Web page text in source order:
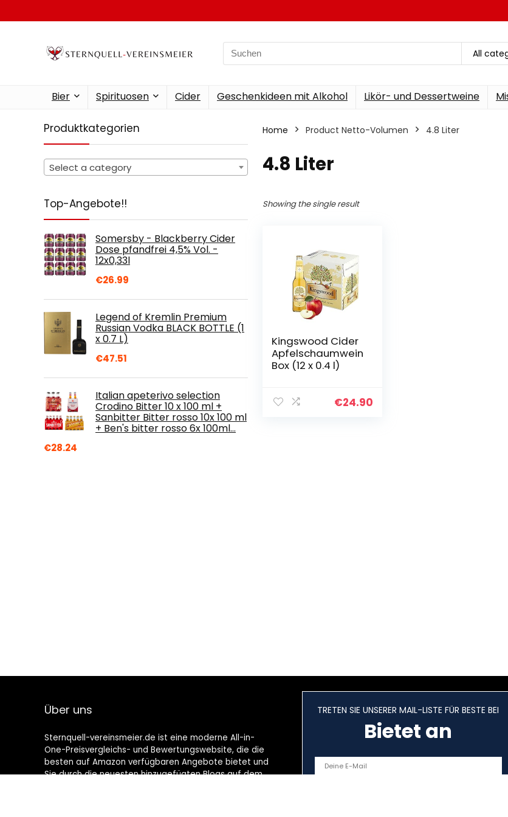
Search
for:
All
Bier Spirituosen Cider Geschenkideen mit Alkohol Likör- und Dessertweine
Produktkategorien
Select a category
Top-Angebote!!
Somersby - Blackberry Cider
Dose pfandfrei 4,5% Vol. -
12x0,33l
€26.99
Legend of Kremlin Premium
Russian Vodka BLACK BOTTLE (1
x 0.7 L)
€47.51
Italian apeterivo selection
Crodino Bitter 10 x 100 ml +
Sanbitter Bitter rosso 10x 100 ml
+ Ben's bitter rosso 6x 100ml…
€28.24
Home Product Netto-Volumen ‎4.8 Liter
‎4.8 Liter
Showing the single result
Kingswood Cider
Apfelschaumwein
Box (12 x 0.4 l)
€24.90
Über uns
Sternquell-vereinsmeier.de ist eine moderne All-in-
One-Preisvergleichs- und Bewertungswebsite, die die
besten auf Amazon verfügbaren Angebote bietet und
Sie durch die neuesten hinzugefügten Blogs auf dem
TRETEN SIE UNSERER MAIL-LISTE FÜR BESTE BEI
Bietet an